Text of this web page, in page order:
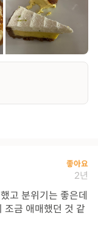
좋아요
2년
고 분위기는 좋은데
조금 애매했던 것 같